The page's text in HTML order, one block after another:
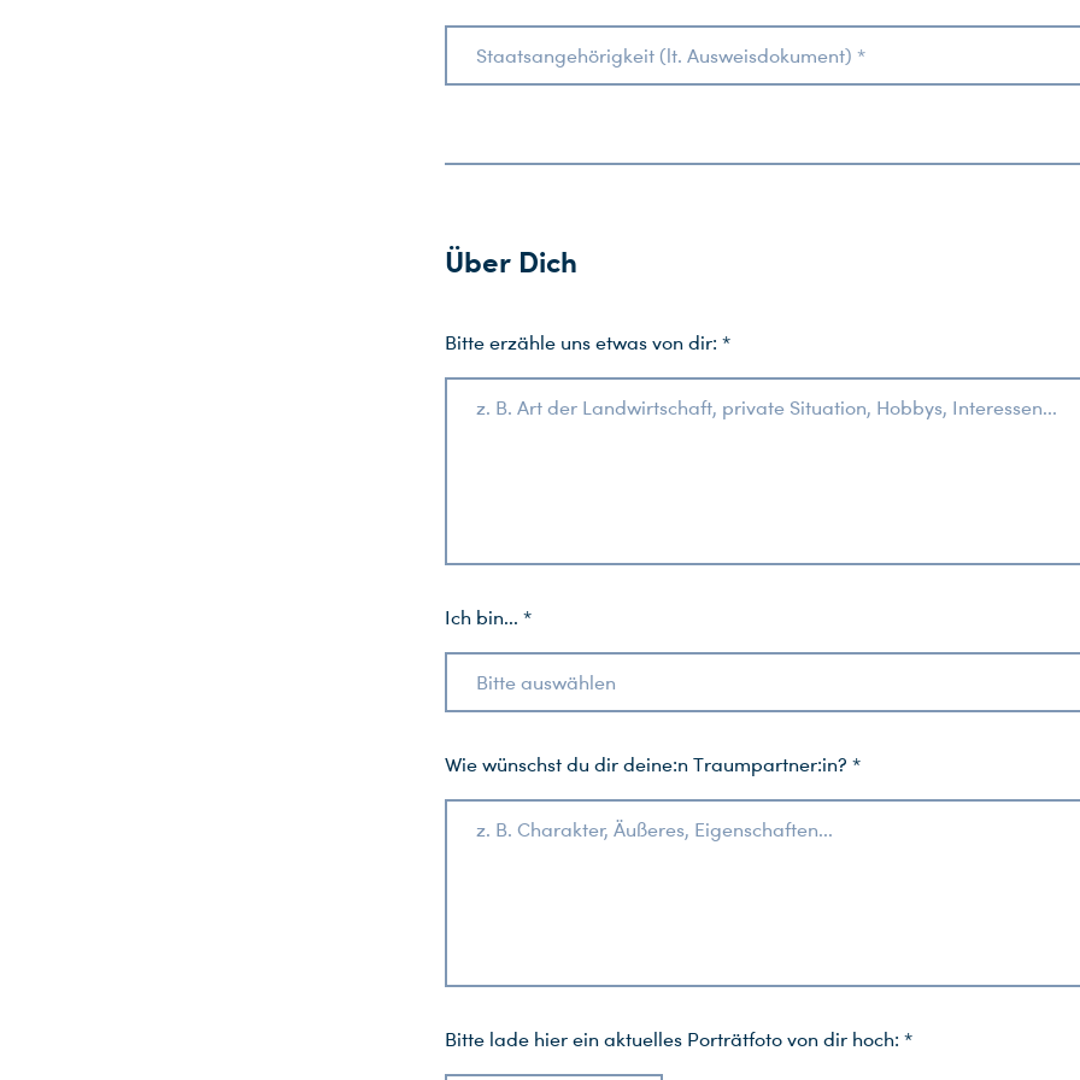
Staatsangehörigkeit (lt. Ausweisdokument) *
Über Dich
Bitte erzähle uns etwas von dir: *
z. B. Art der Landwirtschaft, private Situation, Hobbys, Interessen...
Ich bin... *
Bitte auswählen
Wie wünschst du dir deine:n Traumpartner:in? *
z. B. Charakter, Äußeres, Eigenschaften...
Bitte lade hier ein aktuelles Porträtfoto von dir hoch: *